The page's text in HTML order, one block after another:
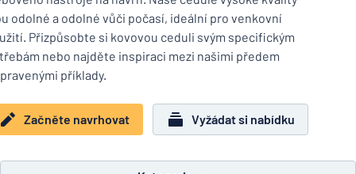
Jmenovky
Dekály
Značení o domácích zvířatech
Dětské značení
Dřevěné
Hliníkové
Vinylové
Transparenty
Materiál
Dvěře
a
poštovní
schránka
Dum
a
a
vozidla
odolné a odolné vůči počasí, ideální pro venkovní
Přizpůsobte si kovovou ceduli svým specifickým
nebo najděte inspiraci mezi našimi předem
příklady.
Začněte navrhovat Vyžádat si nabídku